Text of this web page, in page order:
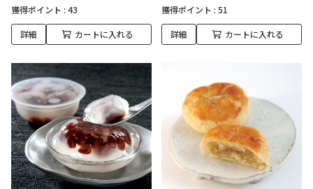
獲得ポイント : 43
詳細 カートに入れる
獲得ポイント : 51
詳細 カートに入れる